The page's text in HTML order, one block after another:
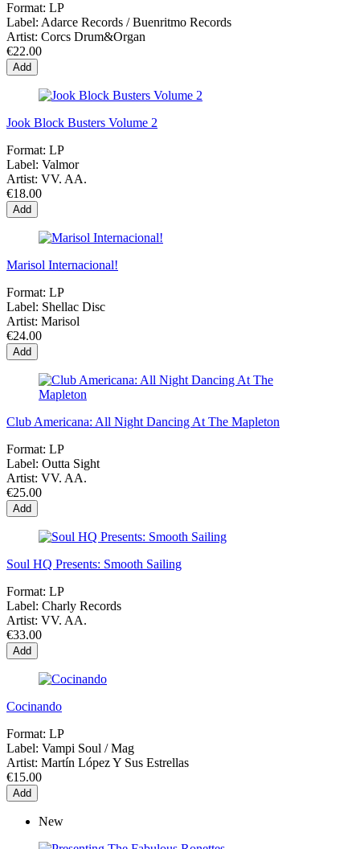
Format: LP
Label: Adarce Records / Buenritmo Records
Artist: Corcs Drum&Organ
€22.00
Add
Jook Block Busters Volume 2
Format: LP
Label: Valmor
Artist: VV. AA.
€18.00
Add
Marisol Internacional!
Format: LP
Label: Shellac Disc
Artist: Marisol
€24.00
Add
Club Americana: All Night Dancing At The Mapleton
Format: LP
Label: Outta Sight
Artist: VV. AA.
€25.00
Add
Soul HQ Presents: Smooth Sailing
Format: LP
Label: Charly Records
Artist: VV. AA.
€33.00
Add
Cocinando
Format: LP
Label: Vampi Soul / Mag
Artist: Martín López Y Sus Estrellas
€15.00
Add
New